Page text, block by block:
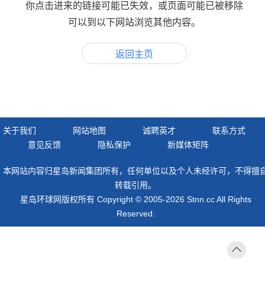
你点击进来的链接可能已失效，或页面可能已被移除
可以到以下网站浏览其他内容。
返回主页
关于我们 网站地图 诚聘英才
联系方式
意见反馈
隐私保护 新媒体矩阵
本网站内容归星岛新闻集团所有，任何单位以及个人未经许可，不得擅
转载引用。
星岛环球网版权所有 Copyright © 2005-2026 Stnn.cc All Rights
Reserved.